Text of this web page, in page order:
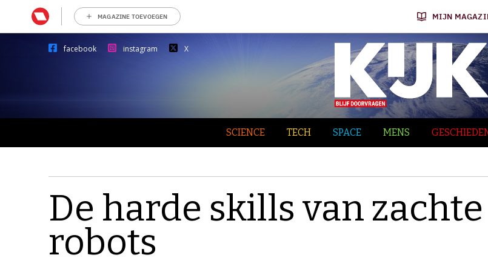
MAGAZINE TOEVOEGEN MIJN
facebook instagram X
SCIENCE TECH SPACE MENS
De harde skills van zachte
robots